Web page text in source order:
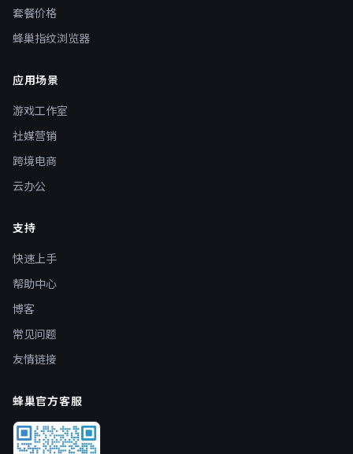
套餐价格
蜂巢指纹浏览器
应用场景
游戏工作室
社媒营销
跨境电商
云办公
支持
快速上手
帮助中心
博客
常见问题
友情链接
蜂巢官方客服